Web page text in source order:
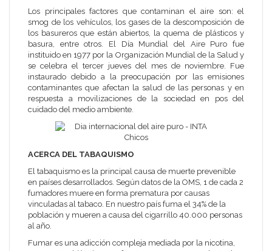
Los principales factores que contaminan el aire son: el
smog de los vehículos, los gases de la descomposición de
los basureros que están abiertos, la quema de plásticos y
basura, entre otros. El Día Mundial del Aire Puro fue
instituido en 1977 por la Organización Mundial de la Salud y
se celebra el tercer jueves del mes de noviembre. Fue
instaurado debido a la preocupación por las emisiones
contaminantes que afectan la salud de las personas y en
respuesta a movilizaciones de la sociedad en pos del
cuidado del medio ambiente.
ACERCA DEL TABAQUISMO
El tabaquismo es la principal causa de muerte prevenible
en países desarrollados. Según datos de la OMS, 1 de cada 2
fumadores muere en forma prematura por causas
vinculadas al tabaco. En nuestro país fuma el 34% de la
población y mueren a causa del cigarrillo 40.000 personas
al año.
Fumar es una adicción compleja mediada por la nicotina,